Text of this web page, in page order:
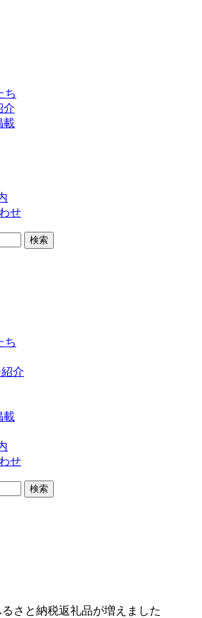
ち
介
載
せ
検索
ち
介
載
せ
検索
るさと納税返礼品が増えました